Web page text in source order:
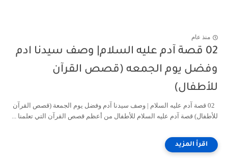
منذ عام
02 قصة آدم عليه السلام| وصف سيدنا ادم
وفضل يوم الجمعه (قصص القرآن
للأطفال)
02 قصة آدم عليه السلام | وصف سيدنا آدم وفضل يوم الجمعة (قصص القرآن
للأطفال) قصة آدم عليه السلام للأطفال من أعظم قصص القرآن التي تعلمنا ...